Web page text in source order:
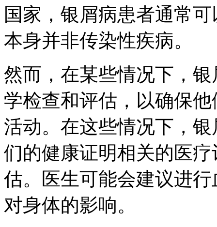
国家，银屑病患者通常
本身并非传染性疾病。
然而，在某些情况下，
学检查和评估，以确保
活动。在这些情况下，
们的健康证明相关的医
估。医生可能会建议进
对身体的影响。